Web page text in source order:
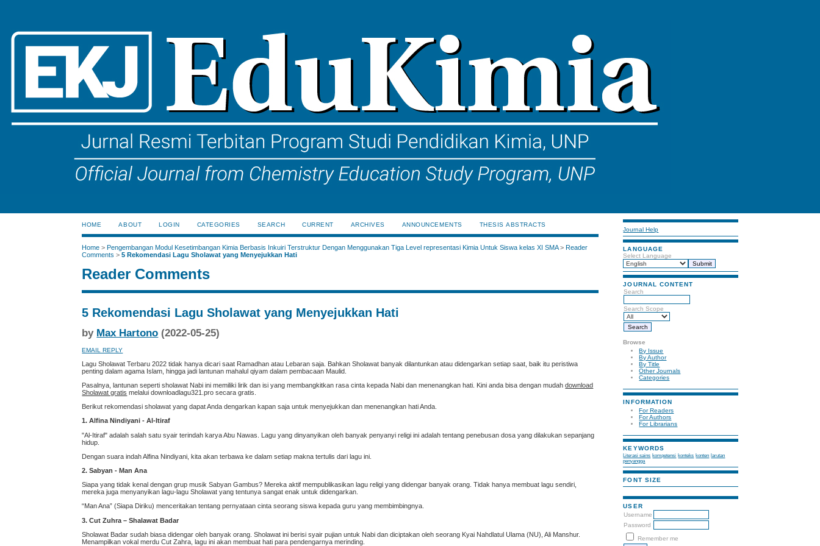
Journal Help
LANGUAGE
Select Language
JOURNAL CONTENT
Search
Search Scope
Browse
By Issue
By Author
By Title
Other Journals
Categories
INFORMATION
For Readers
For Authors
For Librarians
KEYWORDS
Literasi sains kompetensi konteks konten larutan
penyangga
FONT SIZE
USER
Username
Password
Remember me
HOME ABOUT LOGIN CATEGORIES SEARCH CURRENT ARCHIVES ANNOUNCEMENTS THESIS ABSTRACTS
Home >Pengembangan Modul Kesetimbangan Kimia Berbasis Inkuiri Terstruktur Dengan Menggunakan Tiga Level representasi Kimia Untuk Siswa kelas XI SMA>Reader
Comments >5 Rekomendasi Lagu Sholawat yang Menyejukkan Hati
Reader Comments
5 Rekomendasi Lagu Sholawat yang Menyejukkan Hati
by Max Hartono (2022-05-25)
EMAIL REPLY
Lagu Sholawat Terbaru 2022 tidak hanya dicari saat Ramadhan atau Lebaran saja. Bahkan Sholawat banyak dilantunkan atau didengarkan setiap saat, baik itu peristiwa
penting dalam agama Islam, hingga jadi lantunan mahalul qiyam dalam pembacaan Maulid.
Pasalnya, lantunan seperti sholawat Nabi ini memiliki lirik dan isi yang membangkitkan rasa cinta kepada Nabi dan menenangkan hati. Kini anda bisa dengan mudahdownload
Sholawat gratis melalui downloadlagu321.pro secara gratis.
Berikut rekomendasi sholawat yang dapat Anda dengarkan kapan saja untuk menyejukkan dan menenangkan hati Anda.
1. Alfina Nindiyani - Al-Itiraf
"Al-Itiraf" adalah salah satu syair terindah karya Abu Nawas. Lagu yang dinyanyikan oleh banyak penyanyi religi ini adalah tentang penebusan dosa yang dilakukan sepanjang
hidup.
Dengan suara indah Alfina Nindiyani, kita akan terbawa ke dalam setiap makna tertulis dari lagu ini.
2. Sabyan - Man Ana
Siapa yang tidak kenal dengan grup musik Sabyan Gambus? Mereka aktif mempublikasikan lagu religi yang didengar banyak orang. Tidak hanya membuat lagu sendiri,
mereka juga menyanyikan lagu-lagu Sholawat yang tentunya sangat enak untuk didengarkan.
“Man Ana” (Siapa Diriku) menceritakan tentang pernyataan cinta seorang siswa kepada guru yang membimbingnya.
3. Cut Zuhra – Shalawat Badar
Sholawat Badar sudah biasa didengar oleh banyak orang. Sholawat ini berisi syair pujian untuk Nabi dan diciptakan oleh seorang Kyai Nahdlatul Ulama (NU), Ali Manshur.
Menampilkan vokal merdu Cut Zahra, lagu ini akan membuat hati para pendengarnya merinding.